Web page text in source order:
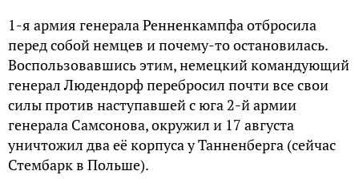
1-я армия генерала Ренненкампфа отбросила
перед собой немцев и почему-то остановилась.
Воспользовавшись этим, немецкий командующий
генерал Людендорф перебросил почти все свои
силы против наступавшей с юга 2-й армии
генерала Самсонова, окружил и 17 августа
уничтожил два её корпуса у Танненберга (сейчас
Стембарк в Польше).